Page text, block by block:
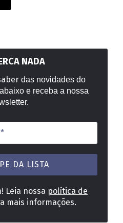
NADA
das novidades do
e receba a nossa
Leia nossa política de
mais informações.